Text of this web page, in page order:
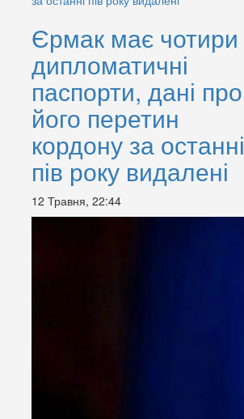
Єрмак має чотири
дипломатичні
паспорти, дані про
його перетин
кордону за останні
пів року видалені
12 Травня, 22:44